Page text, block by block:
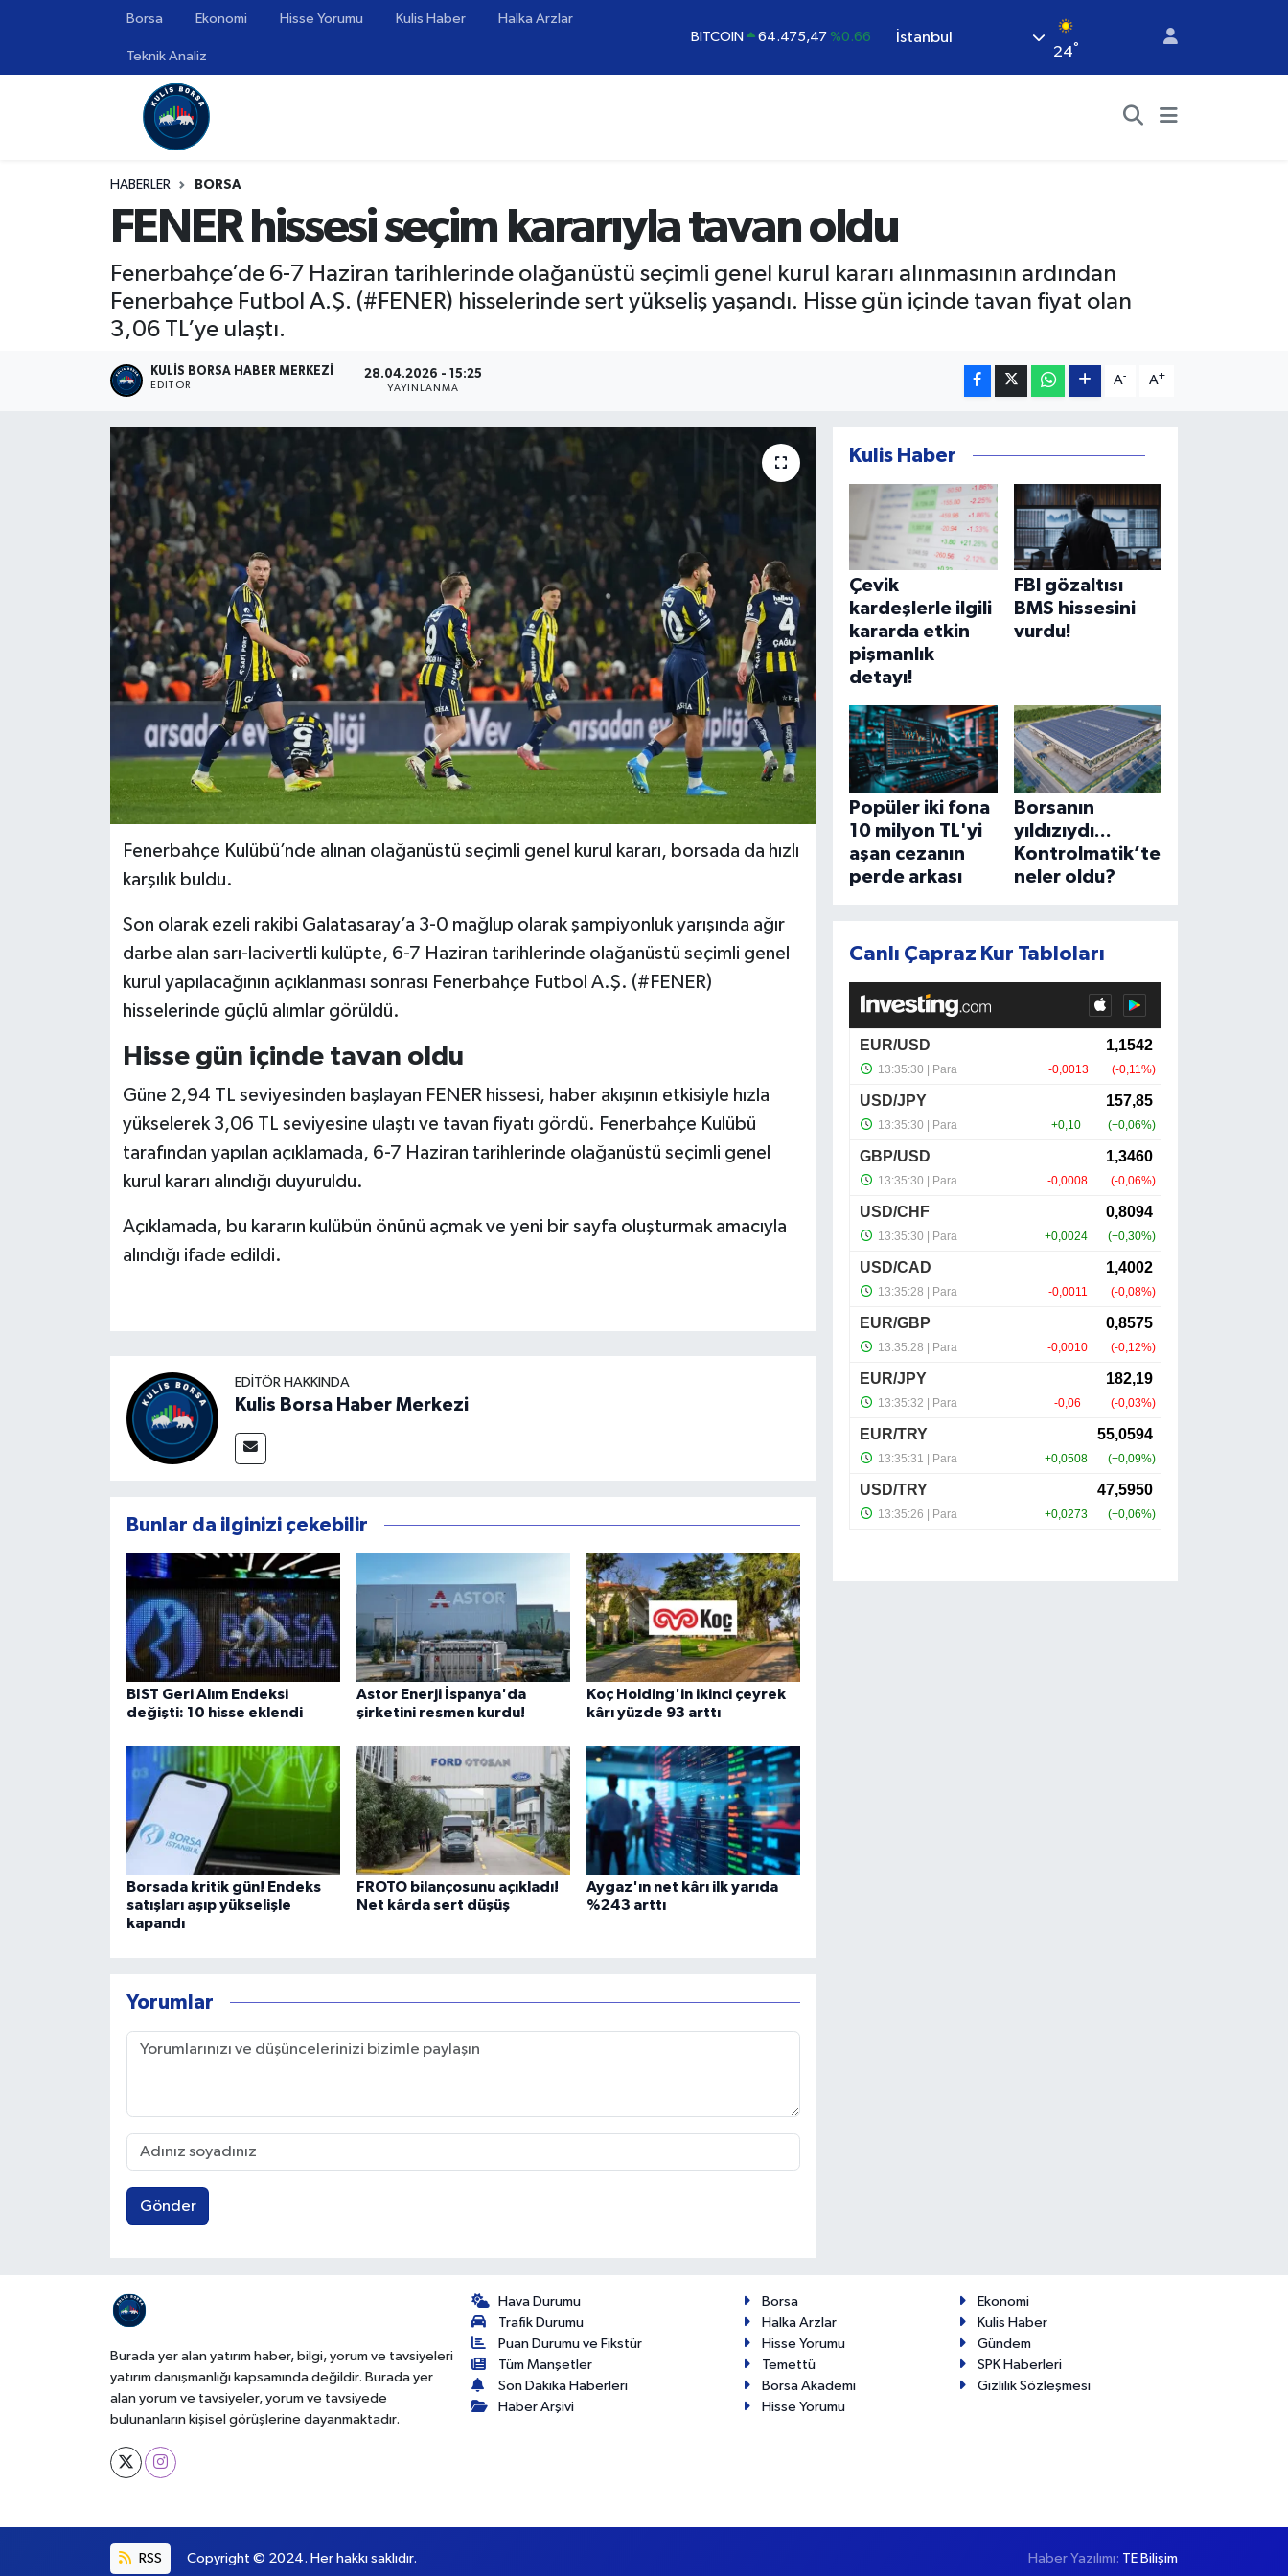
Borsa Ekonomi Hisse Yorumu Kulis Haber Halka Arzlar
Teknik Analiz
BITCOIN 64.475,47 %0.66
DOLAR 47,5971 %0.05
13.703 %0
İstanbul
24°
HABERLER BORSA
FENER hissesi seçim kararıyla tavan oldu
Fenerbahçe’de 6-7 Haziran tarihlerinde olağanüstü seçimli genel kurul kararı alınmasının ardından
Fenerbahçe Futbol A.Ş. (#FENER) hisselerinde sert yükseliş yaşandı. Hisse gün içinde tavan fiyat olan
3,06 TL’ye ulaştı.
KULIS BORSA HABER MERKEZI
EDITÖR
28.04.2026 - 15:25
YAYINLANMA
A- A+
Fenerbahçe Kulübü’nde alınan olağanüstü seçimli genel kurul kararı, borsada da hızlı
karşılık buldu.
Son olarak ezeli rakibi Galatasaray’a 3-0 mağlup olarak şampiyonluk yarışında ağır
darbe alan sarı-lacivertli kulüpte, 6-7 Haziran tarihlerinde olağanüstü seçimli genel
kurul yapılacağının açıklanması sonrası Fenerbahçe Futbol A.Ş. (#FENER)
hisselerinde güçlü alımlar görüldü.
Hisse gün içinde tavan oldu
Güne 2,94 TL seviyesinden başlayan FENER hissesi, haber akışının etkisiyle hızla
yükselerek 3,06 TL seviyesine ulaştı ve tavan fiyatı gördü. Fenerbahçe Kulübü
tarafından yapılan açıklamada, 6-7 Haziran tarihlerinde olağanüstü seçimli genel
kurul kararı alındığı duyuruldu.
Açıklamada, bu kararın kulübün önünü açmak ve yeni bir sayfa oluşturmak amacıyla
alındığı ifade edildi.
EDITÖR HAKKINDA
Kulis Borsa Haber Merkezi
Bunlar da ilginizi çekebilir
BIST Geri Alım Endeksi
değişti: 10 hisse eklendi
Astor Enerji İspanya'da
şirketini resmen kurdu!
Koç Holding'in ikinci çeyrek
kârı yüzde 93 arttı
Borsada kritik gün! Endeks
satışları aşıp yükselişle
kapandı
FROTO bilançosunu açıkladı!
Net kârda sert düşüş
Aygaz'ın net kârı ilk yarıda
%243 arttı
Yorumlar
Gönder
Kulis Haber
Çevik
kardeşlerle ilgili
kararda etkin
pişmanlık
detayı!
FBI gözaltısı
BMS hissesini
vurdu!
Popüler iki fona
10 milyon TL'yi
aşan cezanın
perde arkası
Borsanın
yıldızıydı...
Kontrolmatik’te
neler oldu?
Canlı Çapraz Kur Tabloları
Burada yer alan yatırım haber, bilgi, yorum ve tavsiyeleri
yatırım danışmanlığı kapsamında değildir. Burada yer
alan yorum ve tavsiyeler, yorum ve tavsiyede
bulunanların kişisel görüşlerine dayanmaktadır.
Hava Durumu
Trafik Durumu
Puan Durumu ve Fikstür
Tüm Manşetler
Son Dakika Haberleri
Haber Arşivi
Borsa
Ekonomi
Halka Arzlar
Kulis Haber
Hisse Yorumu
Gündem
Temettü
SPK Haberleri
Borsa Akademi
Gizlilik Sözleşmesi
Hisse Yorumu
RSS Copyright © 2024. Her hakkı saklıdır. Haber Yazılımı: TE Bilişim
Borsa
Hisse Yorumu
Halka Arzlar
Ekonomi
Hava Durumu
Trafik Durumu
Tüm Manşetler
Son Dakika Haberleri
Haber Arşivi